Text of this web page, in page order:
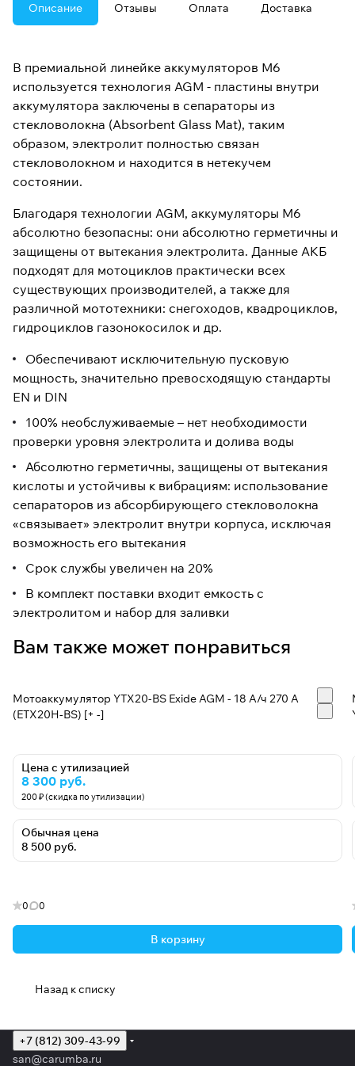
Описание Отзывы Оплата Доставка
В премиальной линейке аккумуляторов M6
используется технология AGM - пластины внутри
аккумулятора заключены в сепараторы из
стекловолокна (Absorbent Glass Mat), таким
образом, электролит полностью связан
стекловолокном и находится в нетекучем
состоянии.
Благодаря технологии AGM, аккумуляторы M6
абсолютно безопасны: они абсолютно герметичны и
защищены от вытекания электролита. Данные АКБ
подходят для мотоциклов практически всех
существующих производителей, а также для
различной мототехники: снегоходов, квадроциклов,
гидроциклов газонокосилок и др.
Обеспечивают исключительную пусковую
мощность, значительно превосходящую стандарты
EN и DIN
100% необслуживаемые – нет необходимости
проверки уровня электролита и долива воды
Абсолютно герметичны, защищены от вытекания
кислоты и устойчивы к вибрациям: использование
сепараторов из абсорбирующего стекловолокна
«связывает» электролит внутри корпуса, исключая
возможность его вытекания
Срок службы увеличен на 20%
В комплект поставки входит емкость с
электролитом и набор для заливки
Вам также может понравиться
Мотоаккумулятор YTX20-BS Exide AGM - 18 А/ч 270 А
(ETX20H-BS) [+ -]
Цена с утилизацией
8 300 руб.
200 ₽ (скидка по утилизации)
Обычная цена
8 500 руб.
0 0
В корзину
Назад к списку
+7 (812) 309-43-99
san@carumba.ru